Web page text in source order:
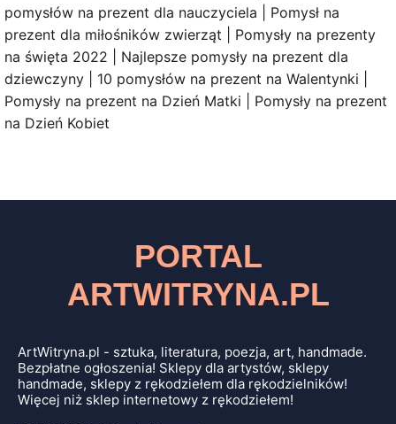
pomysłów na prezent dla nauczyciela | Pomysł na
prezent dla miłośników zwierząt | Pomysły na prezenty
na święta 2022 | Najlepsze pomysły na prezent dla
dziewczyny | 10 pomysłów na prezent na Walentynki |
Pomysły na prezent na Dzień Matki | Pomysły na prezent
na Dzień Kobiet
PORTAL
ARTWITRYNA.PL
ArtWitryna.pl - sztuka, literatura, poezja, art, handmade.
Bezpłatne ogłoszenia! Sklepy dla artystów, sklepy
handmade, sklepy z rękodziełem dla rękodzielników!
Więcej niż sklep internetowy z rękodziełem!